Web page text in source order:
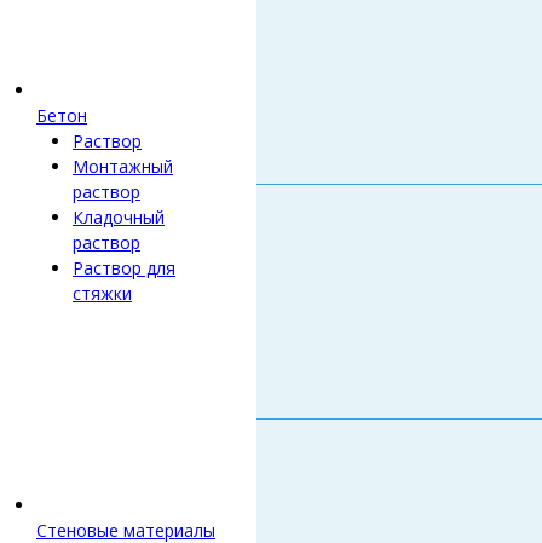
Бетон
Раствор
Монтажный
раствор
Кладочный
раствор
Раствор для
стяжки
Стеновые материалы